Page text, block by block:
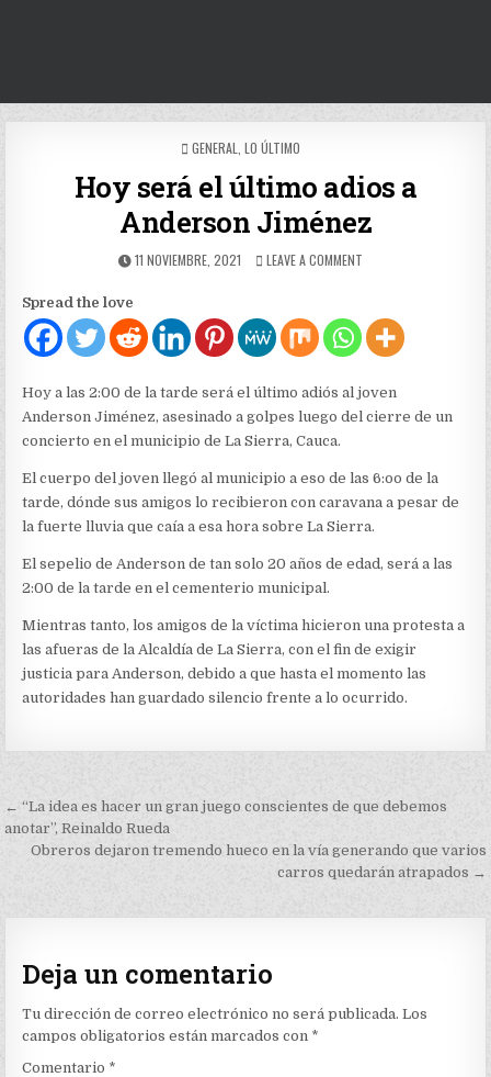
POSTED
GENERAL LO ÚLTIMO
Hoy será el último adios a
Anderson Jiménez
PUBLISHED
11 NOVIEMBRE, 2021 LEAVE A COMMENTON
ÚLTIMO
ADIOS
ANDERSON
JIMÉNEZ
Spread the love
Hoy a las 2:00 de la tarde será el último adiós al joven
Anderson Jiménez, asesinado a golpes luego del cierre de un
concierto en el municipio de La Sierra, Cauca.
El cuerpo del joven llegó al municipio a eso de las 6:oo de la
tarde, dónde sus amigos lo recibieron con caravana a pesar de
la fuerte lluvia que caía a esa hora sobre La Sierra.
El sepelio de Anderson de tan solo 20 años de edad, será a las
2:00 de la tarde en el cementerio municipal.
Mientras tanto, los amigos de la víctima hicieron una protesta a
las afueras de la Alcaldía de La Sierra, con el fin de exigir
justicia para Anderson, debido a que hasta el momento las
autoridades han guardado silencio frente a lo ocurrido.
Navegación
de
entradas
← “La idea es hacer un gran juego conscientes de que debemos
anotar”, Reinaldo Rueda
Obreros dejaron tremendo hueco en la vía generando que varios
carros quedarán atrapados →
Deja un comentario
Tu dirección de correo electrónico no será publicada. Los
campos obligatorios están marcados con *
Comentario *